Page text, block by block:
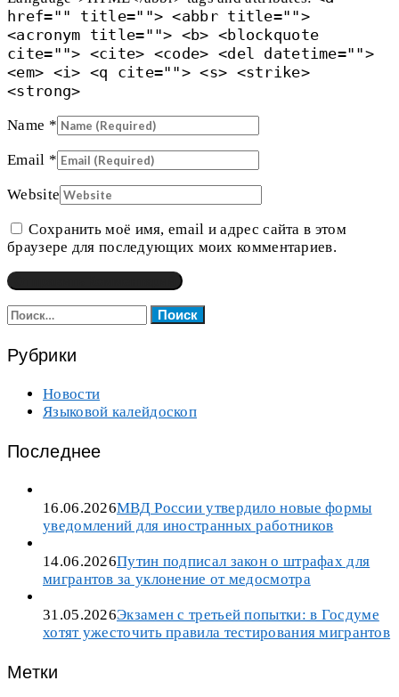
href="" title=""> <abbr title="">
<acronym title=""> <b> <blockquote
cite=""> <cite> <code> <del datetime="">
<em> <i> <q cite=""> <s> <strike>
<strong>
Name *
Email *
Website
Сохранить моё имя, email и адрес сайта в этом
браузере для последующих моих комментариев.
Найти:
Рубрики
Новости
Языковой калейдоскоп
Последнее
16.06.2026МВД России утвердило новые формы
уведомлений для иностранных работников
14.06.2026Путин подписал закон о штрафах для
мигрантов за уклонение от медосмотра
31.05.2026Экзамен с третьей попытки: в Госдуме
хотят ужесточить правила тестирования мигрантов
Метки